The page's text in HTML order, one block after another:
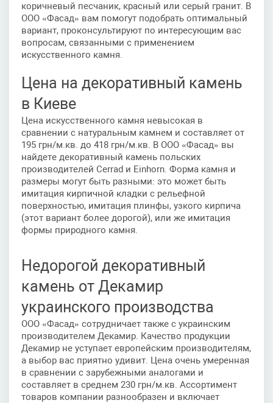
коричневый песчаник, красный или серый гранит. В
ООО «Фасад» вам помогут подобрать оптимальный
вариант, проконсультируют по интересующим вас
вопросам, связанными с применением
искусственного камня.
Цена на декоративный камень
в Киеве
Цена искусственного камня невысокая в
сравнении с натуральным камнем и составляет от
195 грн/м.кв. до 418 грн/м.кв. В ООО «Фасад» вы
найдете декоративный камень польских
производителей Cerrad и Einhorn. Форма камня и
размеры могут быть разными: это может быть
имитация кирпичной кладки с рельефной
поверхностью, имитация плинфы, узкого кирпича
(этот вариант более дорогой), или же имитация
формы природного камня.
Недорогой декоративный
камень от Декамир
украинского производства
ООО «Фасад» сотрудничает также с украинским
производителем Декамир. Качество продукции
Декамир не уступает европейским производителям,
а выбор вас приятно удивит. Цена очень умеренная
в сравнении с зарубежными аналогами и
составляет в среднем 230 грн/м.кв. Ассортимент
товаров компании разнообразен и включает